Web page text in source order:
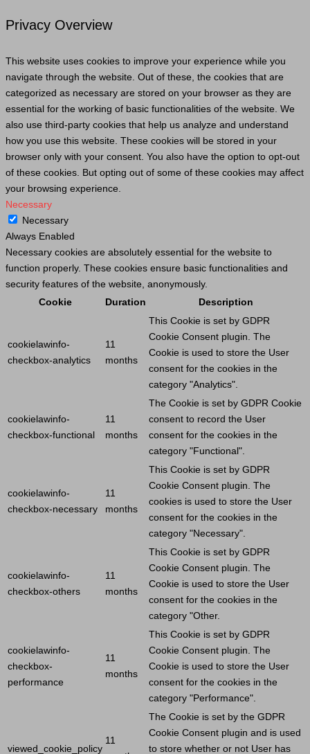
Privacy Overview
This website uses cookies to improve your experience while you
navigate through the website. Out of these, the cookies that are
categorized as necessary are stored on your browser as they are
essential for the working of basic functionalities of the website. We
also use third-party cookies that help us analyze and understand
how you use this website. These cookies will be stored in your
browser only with your consent. You also have the option to opt-out
of these cookies. But opting out of some of these cookies may affect
your browsing experience.
Necessary
Necessary
Always Enabled
Necessary cookies are absolutely essential for the website to
function properly. These cookies ensure basic functionalities and
security features of the website, anonymously.
Cookie
Duration Description
cookielawinfo-
checkbox-analytics
11
months
This Cookie is set by GDPR
Cookie Consent plugin. The
Cookie is used to store the User
consent for the cookies in the
category "Analytics".
cookielawinfo-
checkbox-functional
11
months
The Cookie is set by GDPR Cookie
consent to record the User
consent for the cookies in the
category "Functional".
cookielawinfo-
checkbox-necessary
11
months
This Cookie is set by GDPR
Cookie Consent plugin. The
cookies is used to store the User
consent for the cookies in the
category "Necessary".
cookielawinfo-
checkbox-others
11
months
This Cookie is set by GDPR
Cookie Consent plugin. The
Cookie is used to store the User
consent for the cookies in the
category "Other.
cookielawinfo-
checkbox-
performance
11
months
This Cookie is set by GDPR
Cookie Consent plugin. The
Cookie is used to store the User
consent for the cookies in the
category "Performance".
viewed_cookie_policy
11
The Cookie is set by the GDPR
Cookie Consent plugin and is used
to store whether or not User has